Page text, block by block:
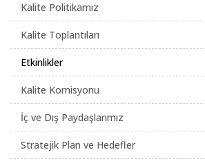
Kalite Politikamız
Kalite Toplantıları
Etkinlikler
Kalite Komisyonu
İç ve Dış Paydaşlarımız
Stratejik Plan ve Hedefler